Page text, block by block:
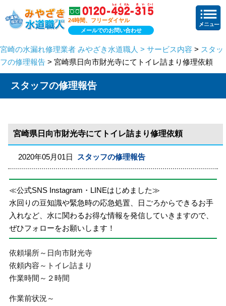
24時間、フリーダイヤル
メールでのお問い合わせ
宮崎の水漏れ修理業者 みやざき水道職人 > サービス内容 > スタッ
フの修理報告 > 宮崎県日向市財光寺にてトイレ詰まり修理依頼
スタッフの修理報告
宮崎県日向市財光寺にてトイレ詰まり修理依頼
2020年05月01日 スタッフの修理報告
≪公式SNS Instagram・LINEはじめました≫
水回りの豆知識や緊急時の応急処置、日ごろからできるお手
入れなど、水に関わるお得な情報を発信していきますので、
ぜひフォローをお願いします！
依頼場所～日向市財光寺
依頼内容～トイレ詰まり
作業時間～２時間
作業前状況～